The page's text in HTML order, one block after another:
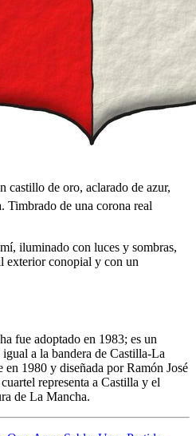
castillo de oro, aclarado de azur,
Timbrado de una corona real
iluminado con luces y sombras,
exterior conopial y con un
fue adoptado en 1983; es un
a la bandera de Castilla-La
1980 y diseñada por Ramón José
representa a Castilla y el
de La Mancha.